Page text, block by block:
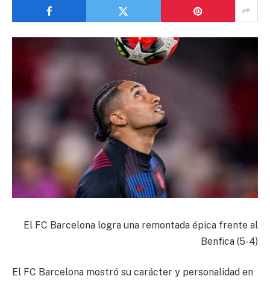
El FC Barcelona logra una remontada épica frente al
Benfica (5-4)
El FC Barcelona mostró su carácter y personalidad en